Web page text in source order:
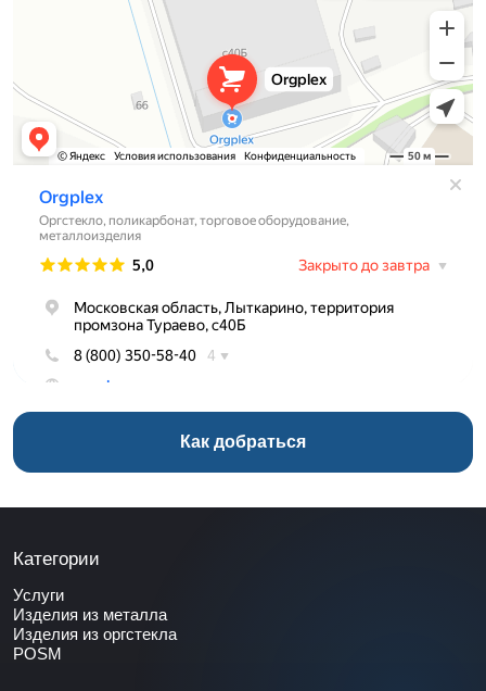
Как добраться
Категории
Услуги
Изделия из металла
Изделия из оргстекла
POSM